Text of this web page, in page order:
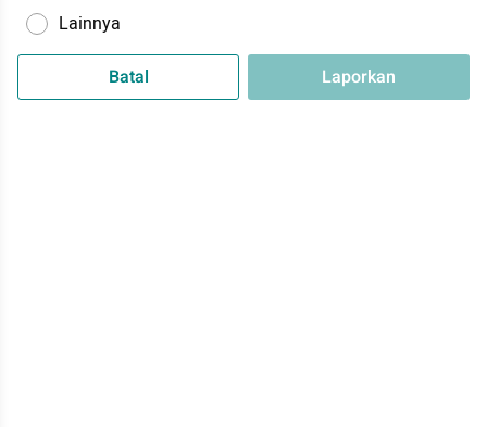
Lainnya
Batal Laporkan